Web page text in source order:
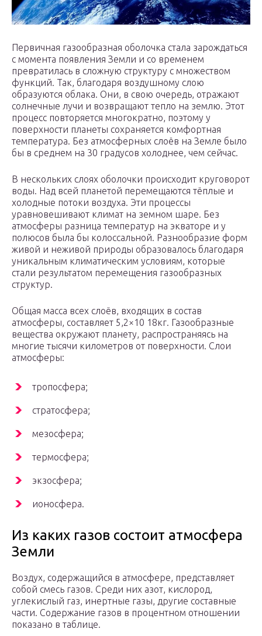
Первичная газообразная оболочка стала зарождаться
с момента появления Земли и со временем
превратилась в сложную структуру с множеством
функций. Так, благодаря воздушному слою
образуются облака. Они, в свою очередь, отражают
солнечные лучи и возвращают тепло на землю. Этот
процесс повторяется многократно, поэтому у
поверхности планеты сохраняется комфортная
температура. Без атмосферных слоёв на Земле было
бы в среднем на 30 градусов холоднее, чем сейчас.
В нескольких слоях оболочки происходит круговорот
воды. Над всей планетой перемещаются тёплые и
холодные потоки воздуха. Эти процессы
уравновешивают климат на земном шаре. Без
атмосферы разница температур на экваторе и у
полюсов была бы колоссальной. Разнообразие форм
живой и неживой природы образовалось благодаря
уникальным климатическим условиям, которые
стали результатом перемещения газообразных
структур.
Общая масса всех слоёв, входящих в состав
атмосферы, составляет 5,2×10 18кг. Газообразные
вещества окружают планету, распространяясь на
многие тысячи километров от поверхности. Слои
атмосферы:
тропосфера;
стратосфера;
мезосфера;
термосфера;
экзосфера;
ионосфера.
Из каких газов состоит атмосфера
Земли
Воздух, содержащийся в атмосфере, представляет
собой смесь газов. Среди них азот, кислород,
углекислый газ, инертные газы, другие составные
части. Содержание газов в процентном отношении
показано в таблице.